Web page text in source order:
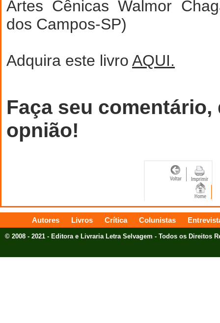
Artes Cênicas Walmor
dos Campos-SP)
Adquira este livro AQUI.
Faça seu comentário,
opnião!
Autores Livros Crítica Colunistas
© 2008 - 2021 - Editora e Livraria Letra Selvagem - Todos os Direitos